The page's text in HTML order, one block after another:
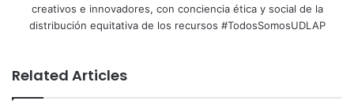
creativos e innovadores, con conciencia ética y social de la
distribución equitativa de los recursos #TodosSomosUDLAP
Related Articles